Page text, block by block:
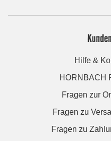
Hilfe &
HORNBACH
Fragen zur
Fragen zu
Fragen zu